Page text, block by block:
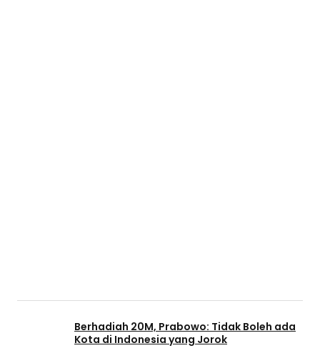
Berhadiah 20M, Prabowo: Tidak Boleh ada
Kota di Indonesia yang Jorok